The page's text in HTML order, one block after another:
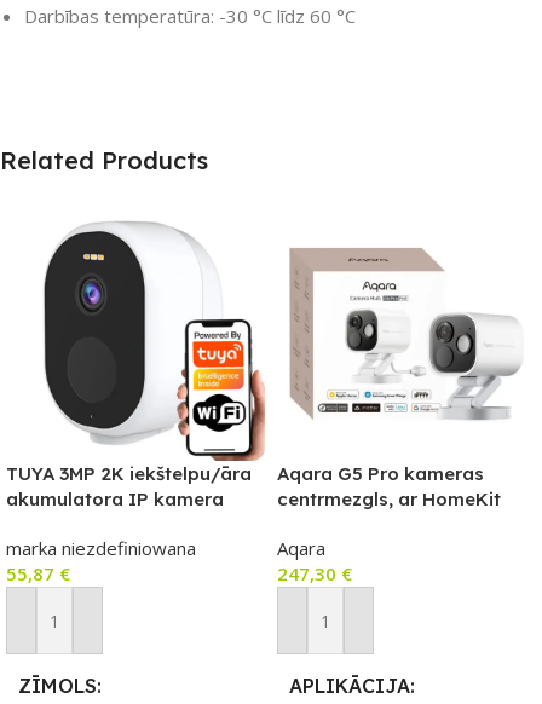
Darbības temperatūra: -30 °C līdz 60 °C
Related Products
TUYA 3MP 2K iekštelpu/āra
akumulatora IP kamera
mAh)
marka niezdefiniowana
55,87 €
Pievienot Grozam
ZĪMOLS
Aqara G5 Pro kameras
centrmezgls, ar HomeKit
kamera ar iebūvētu Zigbee
un Thread vārteju, POE
Aqara
247,30 €
Pievienot Grozam
APLIKĀCIJA